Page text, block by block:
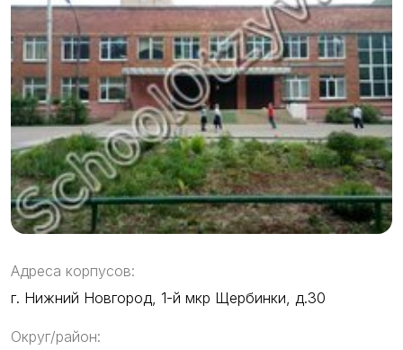
Адреса корпусов:
г. Нижний Новгород, 1-й мкр Щербинки, д.30
Округ/район: